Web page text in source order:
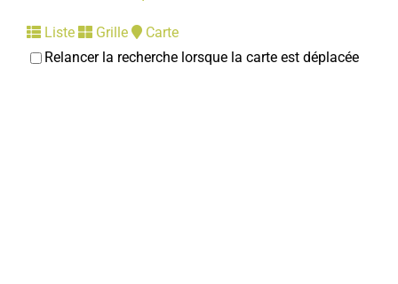
Liste Grille
Carte
Relancer la recherche lorsque la carte est déplacée